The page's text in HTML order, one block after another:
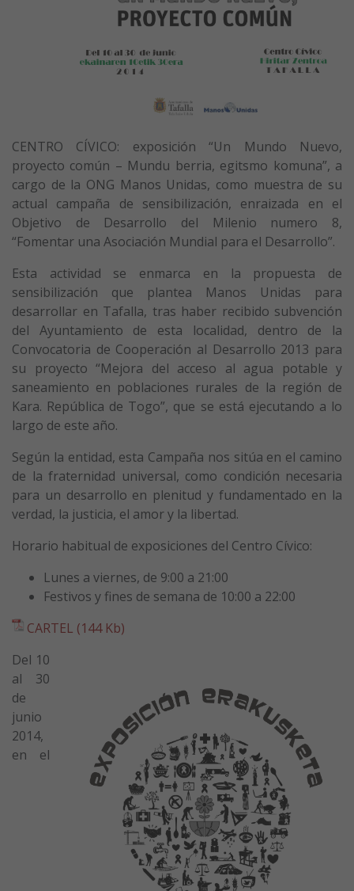
CENTRO CÍVICO: exposición “Un Mundo Nuevo,
proyecto común – Mundu berria, egitsmo komuna”, a
cargo de la ONG Manos Unidas, como muestra de su
actual campaña de sensibilización, enraizada en el
Objetivo de Desarrollo del Milenio numero 8,
“Fomentar una Asociación Mundial para el Desarrollo”.
Esta actividad se enmarca en la propuesta de
sensibilización que plantea Manos Unidas para
desarrollar en Tafalla, tras haber recibido subvención
del Ayuntamiento de esta localidad, dentro de la
Convocatoria de Cooperación al Desarrollo 2013 para
su proyecto “Mejora del acceso al agua potable y
saneamiento en poblaciones rurales de la región de
Kara. República de Togo”, que se está ejecutando a lo
largo de este año.
Según la entidad, esta Campaña nos sitúa en el camino
de la fraternidad universal, como condición necesaria
para un desarrollo en plenitud y fundamentado en la
verdad, la justicia, el amor y la libertad.
Horario habitual de exposiciones del Centro Cívico:
Lunes a viernes, de 9:00 a 21:00
Festivos y fines de semana de 10:00 a 22:00
CARTEL (144 Kb)
Del 10
al 30
de
junio
2014,
en el